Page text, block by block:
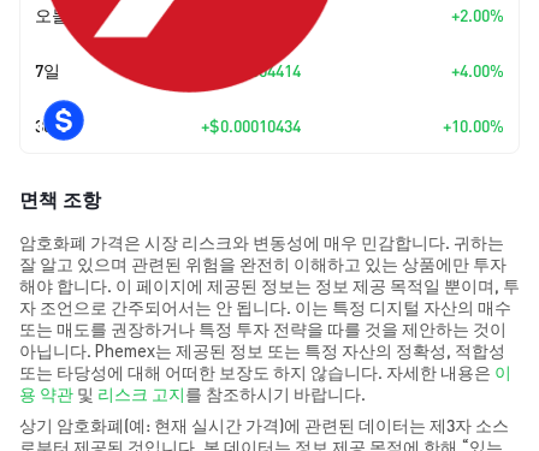
오늘 +2.00%
7일 $0.00004414 +4.00%
30일 +$0.00010434 +10.00%
면책 조항
암호화폐 가격은 시장 리스크와 변동성에 매우 민감합니다. 귀하는
잘 알고 있으며 관련된 위험을 완전히 이해하고 있는 상품에만 투자
해야 합니다. 이 페이지에 제공된 정보는 정보 제공 목적일 뿐이며, 투
자 조언으로 간주되어서는 안 됩니다. 이는 특정 디지털 자산의 매수
또는 매도를 권장하거나 특정 투자 전략을 따를 것을 제안하는 것이
아닙니다. Phemex는 제공된 정보 또는 특정 자산의 정확성, 적합성
또는 타당성에 대해 어떠한 보장도 하지 않습니다. 자세한 내용은 이
용 약관 및 리스크 고지를 참조하시기 바랍니다.
상기 암호화폐(예: 현재 실시간 가격)에 관련된 데이터는 제3자 소스
로부터 제공된 것입니다. 본 데이터는 정보 제공 목적에 한해 “있는